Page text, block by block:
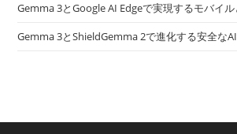
Gemma 3とGoogle AI Edgeで実現するモバイ
Gemma 3とShieldGemma 2で進化する安全な